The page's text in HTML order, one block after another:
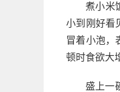
煮小米
小到刚好看
冒着小泡，
顿时食欲大
盛上一